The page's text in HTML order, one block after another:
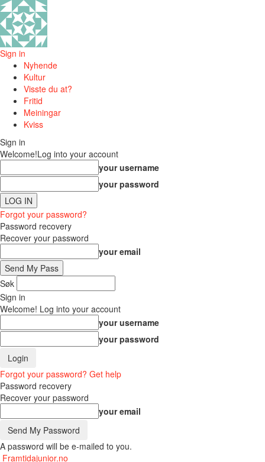
Sign in
Nyhende
Kultur
Visste du at?
Fritid
Meiningar
Kviss
Sign in
Welcome!Log into your account
your username
your password
Forgot your password?
Password recovery
Recover your password
your email
Søk
Sign in
Welcome! Log into your account
your username
your password
Forgot your password? Get help
Password recovery
Recover your password
your email
A password will be e-mailed to you.
Framtidajunior.no